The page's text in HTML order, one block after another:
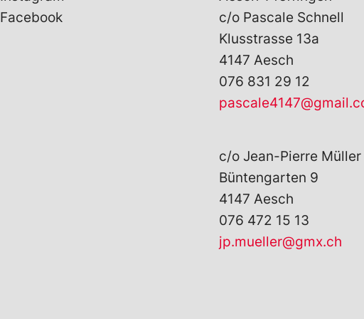
Facebook
c/o Pascale Schnell
Klusstrasse 13a
4147 Aesch
076 831 29 12
c/o Jean-Pierre Müller
Büntengarten 9
4147 Aesch
076 472 15 13
jp.mueller@gmx.ch